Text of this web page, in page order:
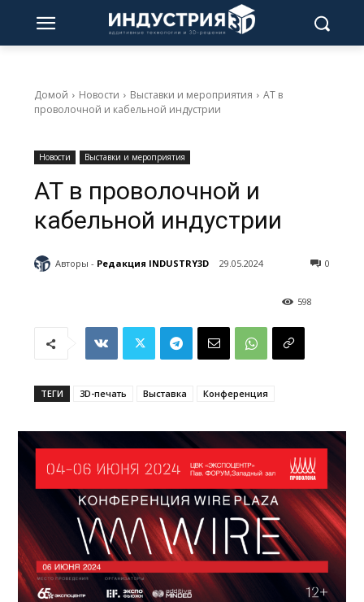
Домой Новости Выставки и мероприятия
АТ в
проволочной и кабельной индустрии
Новости Выставки и мероприятия
АТ в проволочной и
кабельной индустрии
Авторы - Редакция INDUSTRY3D 29.05.2024 0
598
ТЕГИ 3D-печать Выставка Конференция